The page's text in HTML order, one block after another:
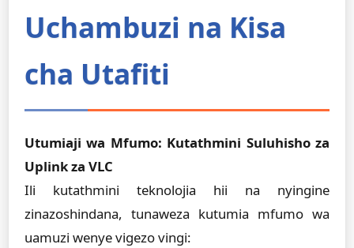
Uchambuzi na Kisa
cha Utafiti
Utumiaji wa Mfumo: Kutathmini Suluhisho za
Uplink za VLC
Ili kutathmini teknolojia hii na nyingine
zinazoshindana, tunaweza kutumia mfumo wa
uamuzi wenye vigezo vingi: